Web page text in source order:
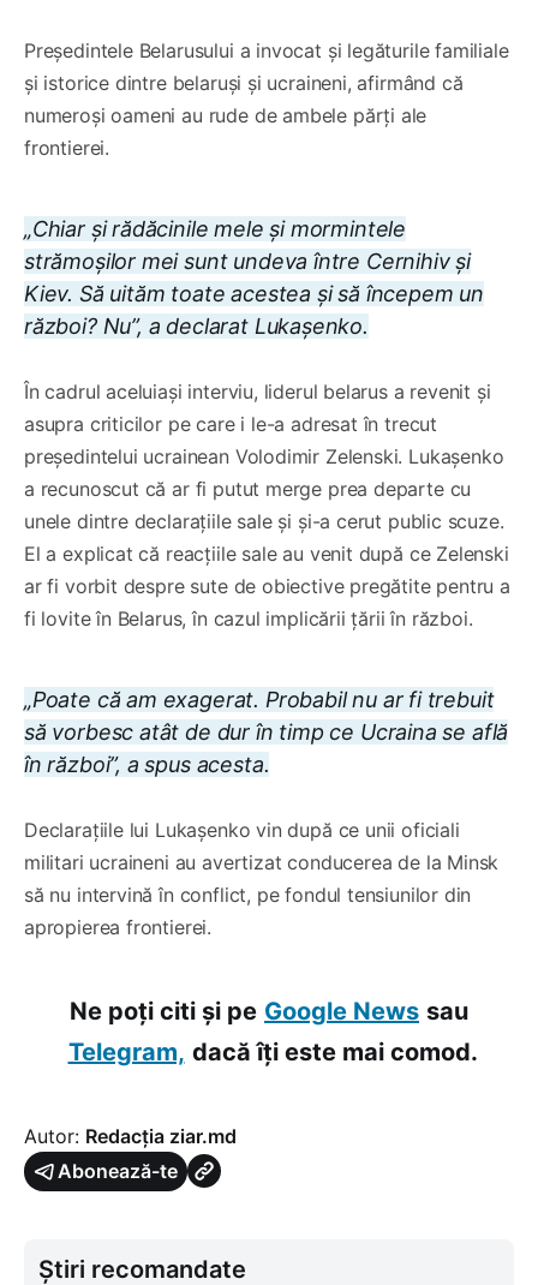
Președintele Belarusului a invocat și legăturile familiale
și istorice dintre belaruși și ucraineni, afirmând că
numeroși oameni au rude de ambele părți ale
frontierei.
„Chiar și rădăcinile mele și mormintele
strămoșilor mei sunt undeva între Cernihiv și
Kiev. Să uităm toate acestea și să începem un
război? Nu”, a declarat Lukașenko.
În cadrul aceluiași interviu, liderul belarus a revenit și
asupra criticilor pe care i le-a adresat în trecut
președintelui ucrainean Volodimir Zelenski. Lukașenko
a recunoscut că ar fi putut merge prea departe cu
unele dintre declarațiile sale și și-a cerut public scuze.
El a explicat că reacțiile sale au venit după ce Zelenski
ar fi vorbit despre sute de obiective pregătite pentru a
fi lovite în Belarus, în cazul implicării țării în război.
„Poate că am exagerat. Probabil nu ar fi trebuit
să vorbesc atât de dur în timp ce Ucraina se află
în război”, a spus acesta.
Declarațiile lui Lukașenko vin după ce unii oficiali
militari ucraineni au avertizat conducerea de la Minsk
să nu intervină în conflict, pe fondul tensiunilor din
apropierea frontierei.
Ne poți citi și pe Google News sau
Telegram, dacă îți este mai comod.
Autor: Redacția ziar.md
Abonează-te
Știri recomandate